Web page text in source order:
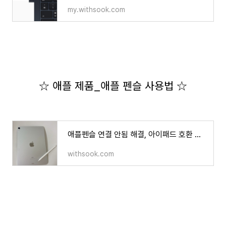
my.withsook.com
☆ 애플 제품_애플 펜슬 사용법 ☆
애플펜슬 연결 안됨 해결, 아이패드 호환 기종 정리
withsook.com